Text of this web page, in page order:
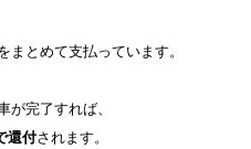
まとめて支払っています。
完了すれば、
還付されます。